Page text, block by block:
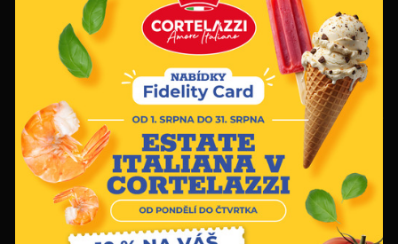
JÍDLO JE VÁŠEŇ
Naše vášeň pro italské produkty a znalost území nás
přiměly udělat vše pro to, abychom tyto vynikající
produkty přivezli do zahraničí. Každý výrobek je společností
Cortelazzi vybírán a testován, aby se stal součástí naší
nabídky a nabídl vám vždy to nejlepší.
O NÁS